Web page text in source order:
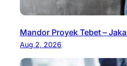
Mandor Proyek Tebet –
Aug 2, 2026